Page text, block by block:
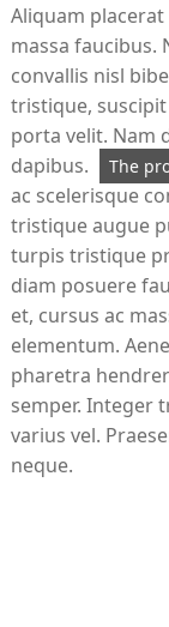
Aliquam
massa faucibus.
convallis nisl
tristique,
porta velit. Nam
dapibus.
The
ac scelerisque
tristique augue
turpis tristique
diam posuere
et, cursus ac
elementum.
pharetra
semper. Integer
varius vel.
neque.